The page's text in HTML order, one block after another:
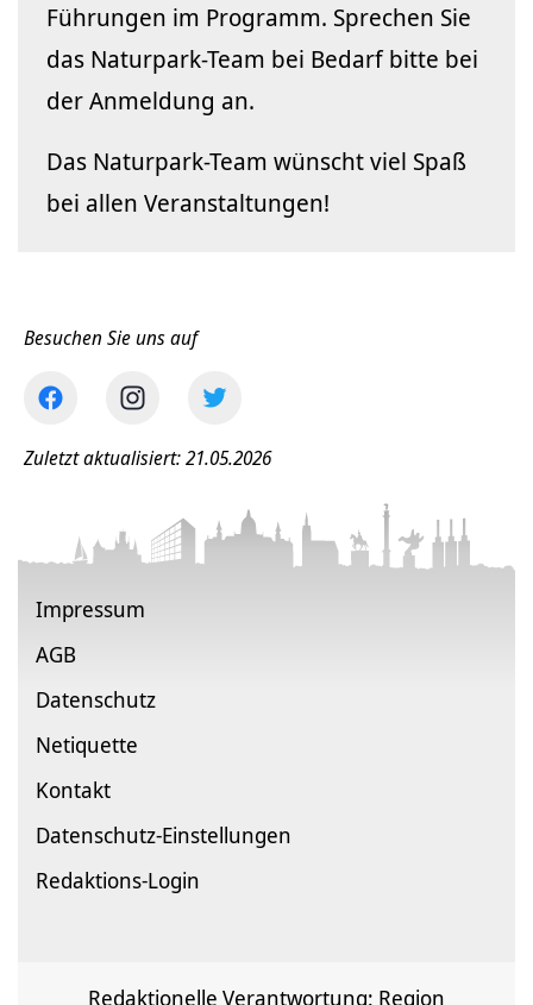
Führungen im Programm. Sprechen Sie
das Naturpark-Team bei Bedarf bitte bei
der Anmeldung an.
Das Naturpark-Team wünscht viel Spaß
bei allen Veranstaltungen!
Besuchen Sie uns auf
Zuletzt aktualisiert: 21.05.2026
Impressum
AGB
Datenschutz
Netiquette
Kontakt
Datenschutz-Einstellungen
Redaktions-Login
Redaktionelle Verantwortung: Region